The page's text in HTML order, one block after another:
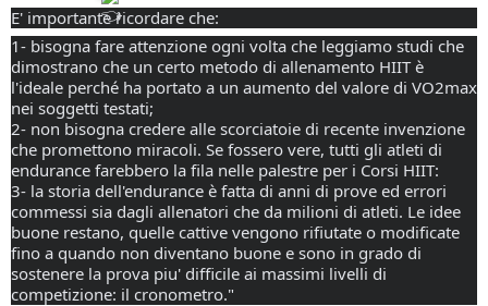
E' importante ricordare che:
1- bisogna fare attenzione ogni volta che leggiamo studi che
dimostrano che un certo metodo di allenamento HIIT è
l'ideale perché ha portato a un aumento del valore di VO2max
nei soggetti testati;
2- non bisogna credere alle scorciatoie di recente invenzione
che promettono miracoli. Se fossero vere, tutti gli atleti di
endurance farebbero la fila nelle palestre per i Corsi HIIT:
3- la storia dell'endurance è fatta di anni di prove ed errori
commessi sia dagli allenatori che da milioni di atleti. Le idee
buone restano, quelle cattive vengono rifiutate o modificate
fino a quando non diventano buone e sono in grado di
sostenere la prova piu' difficile ai massimi livelli di
competizione: il cronometro."